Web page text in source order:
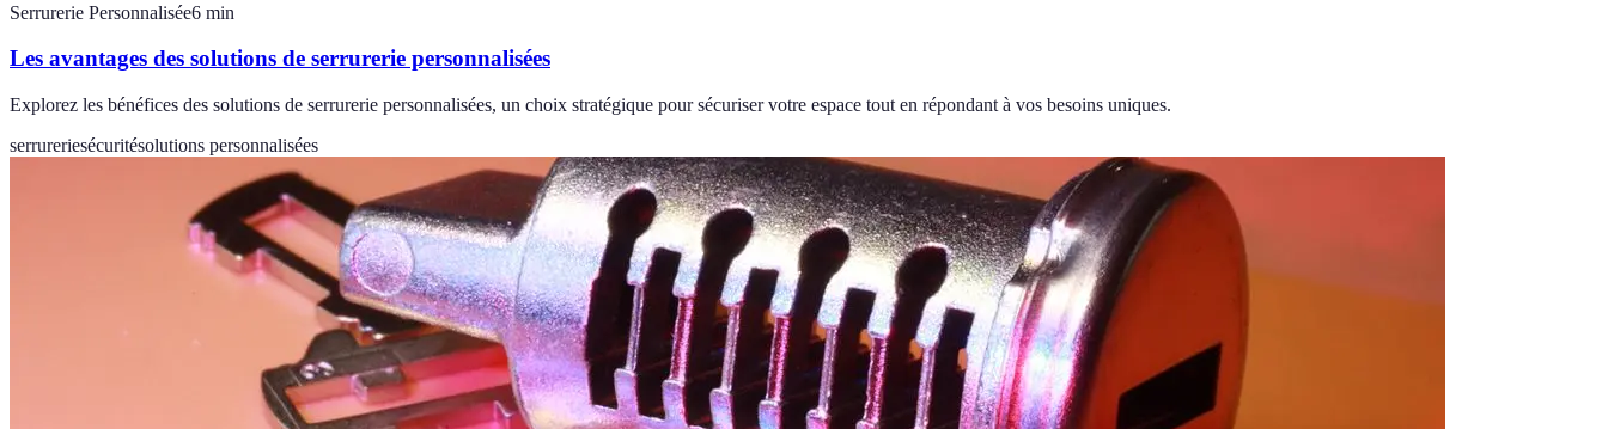
Serrurerie Personnalisée6 min
Les avantages des solutions de serrurerie personnalisées
Explorez les bénéfices des solutions de serrurerie personnalisées, un choix stratégique pour sécuriser votre espace tout en répondant à vos besoins uniques.
serrureriesécuritésolutions personnalisées